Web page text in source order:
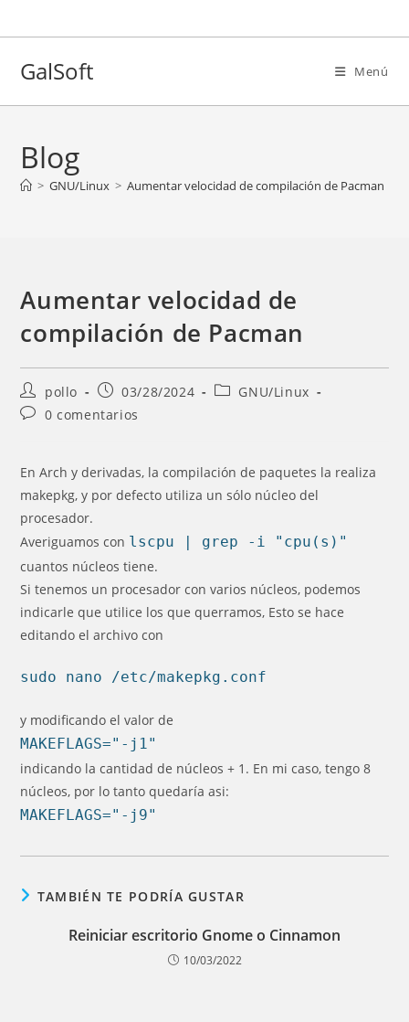
al
GalSoft Menú
Blog
> GNU/Linux > Aumentar velocidad de compilación de Pacman
Aumentar velocidad de
compilación de Pacman
Autor
de
la
pollo
Entrada
publicada:
03/28/2024
Categoría
GNU/Linux
Comentarios
entrada:
0 comentarios
En Arch y derivadas, la compilación de paquetes la realiza
makepkg, y por defecto utiliza un sólo núcleo del
procesador.
Averiguamos con lscpu | grep -i "cpu(s)"
cuantos núcleos tiene.
Si tenemos un procesador con varios núcleos, podemos
indicarle que utilice los que querramos, Esto se hace
editando el archivo con
sudo nano /etc/makepkg.conf
y modificando el valor de
MAKEFLAGS="-j1"
indicando la cantidad de núcleos + 1. En mi caso, tengo 8
núcleos, por lo tanto quedaría asi:
MAKEFLAGS="-j9"
TAMBIÉN TE PODRÍA GUSTAR
Reiniciar escritorio Gnome o Cinnamon
10/03/2022